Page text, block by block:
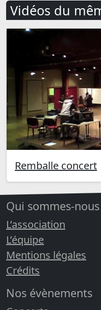
Vidéos du
Remballe concert
Qui sommes-nous
L’association
L’équipe
Mentions légales
Crédits
Nos évènements